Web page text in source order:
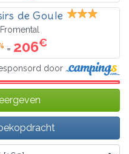
de Goule
= 206€
door